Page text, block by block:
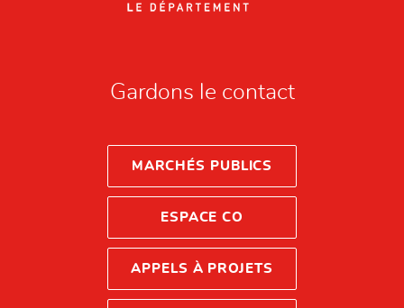
Gardons le contact
MARCHÉS PUBLICS
ESPACE CO
APPELS À PROJETS